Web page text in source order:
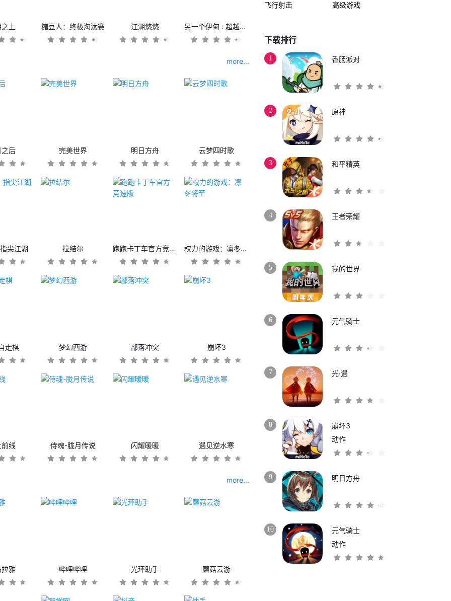
上 糖豆人：终极淘汰赛 江湖悠悠 另一个伊甸 : 超越时空的猫
more...
后 完美世界 明日方舟 云梦四时歌
尖江湖 拉结尔 跑跑卡丁车官方竞速版 权力的游戏：凛冬将至
走棋 梦幻西游 部落冲突 崩坏3
线 侍魂-胧月传说 闪耀暖暖 遇见逆水寒
more...
雅 哔哩哔哩 光环助手 蘑菇云游
飞行射击
高级游戏
下载排行
1 香肠派对
2 原神
3 和平精英
4 王者荣耀
5 我的世界
6 元气骑士
7 光·遇
8
崩坏3
动作
9 明日方舟
10
元气骑士
动作